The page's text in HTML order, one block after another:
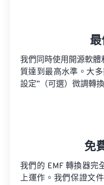
我們同時使用開源軟
質達到最高水準。大
設定”（可選）微調轉
免
我們的 EMF 轉換器完
上運作。我們保證文